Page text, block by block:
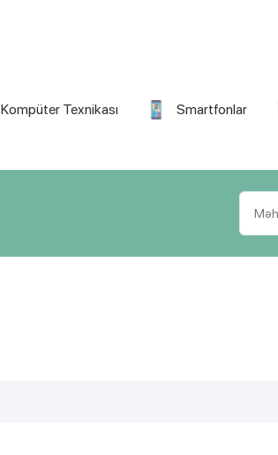
Kompüter Texnikası Smartfonlar